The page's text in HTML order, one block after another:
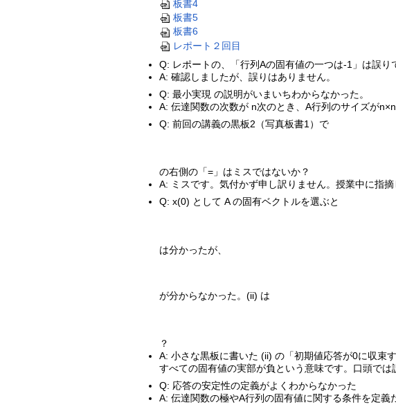
板書4
板書5
板書6
レポート２回目
Q: レポートの、「行列Aの固有値の一つは-1」は誤り
A: 確認しましたが、誤りはありません。
Q: 最小実現 の説明がいまいちわからなかった。
A: 伝達関数の次数が n次のとき、A行列のサイズが
Q: 前回の講義の黒板2（写真板書1）で
の右側の「=」はミスではないか？
A: ミスです。気付かず申し訳りません。授業中に指摘
Q: x(0) として A の固有ベクトルを選ぶと
は分かったが、
が分からなかった。(ii) は
？
A: 小さな黒板に書いた (ii) の「初期値応答が0に収束
すべての固有値の実部が負という意味です。口頭で
Q: 応答の安定性の定義がよくわからなかった
A: 伝達関数の極やA行列の固有値に関する条件を定義